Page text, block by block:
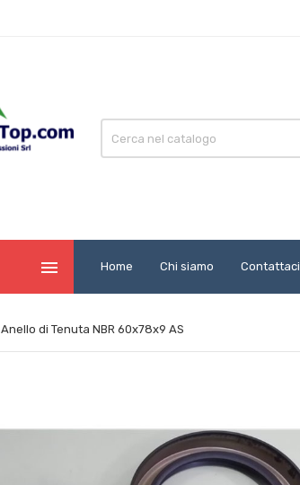
 Home Chi siamo Contattaci
Anello di Tenuta NBR 60x78x9 AS